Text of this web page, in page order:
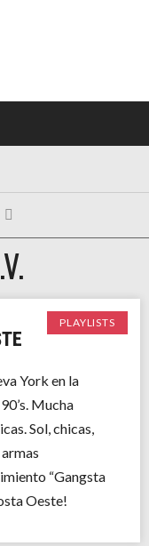
PLAYLISTS
York en la
Mucha
Sol, chicas,
“Gangsta
Oeste!